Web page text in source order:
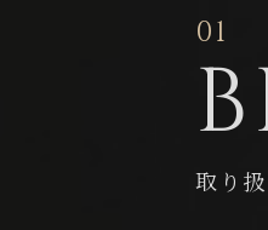
01
取り